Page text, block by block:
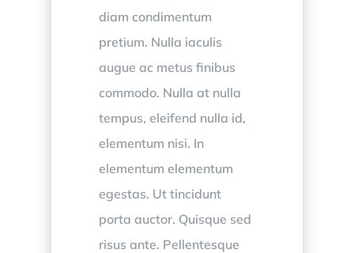
diam condimentum
pretium. Nulla iaculis
augue ac metus finibus
commodo. Nulla at nulla
tempus, eleifend nulla id,
elementum nisi. In
elementum elementum
egestas. Ut tincidunt
porta auctor. Quisque sed
risus ante. Pellentesque